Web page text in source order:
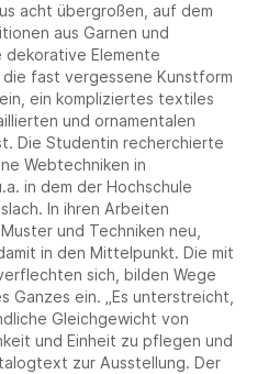
acht übergroßen, auf dem
aus Garnen und
Elemente
fast vergessene Kunstform
ein kompliziertes textiles
und ornamentalen
Die Studentin recherchierte
Webtechniken in
in dem der Hochschule
In ihren Arbeiten
und Techniken neu,
in den Mittelpunkt. Die mit
sich, bilden Wege
Ganzes ein. „Es unterstreicht,
Gleichgewicht von
und Einheit zu pflegen und
zur Ausstellung. Der